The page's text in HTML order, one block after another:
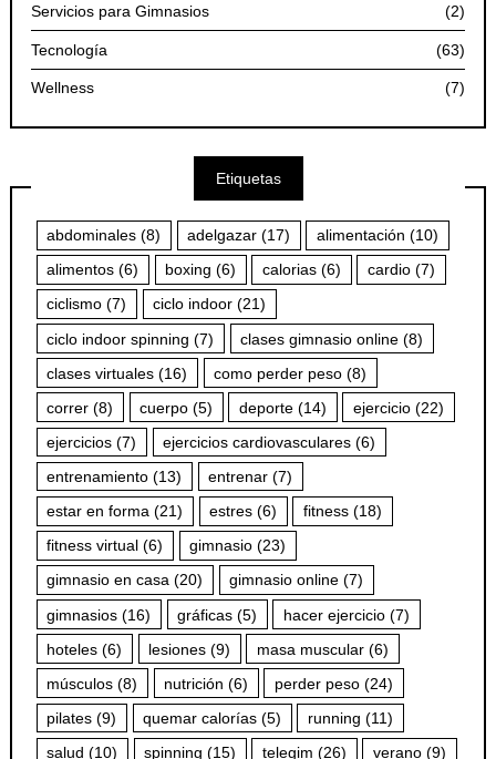
Servicios para Gimnasios (2)
Tecnología (63)
Wellness (7)
Etiquetas
abdominales (8) adelgazar (17) alimentación (10)
alimentos (6) boxing (6) calorias (6) cardio (7)
ciclismo (7) ciclo indoor (21)
ciclo indoor spinning (7) clases gimnasio online (8)
clases virtuales (16) como perder peso (8)
correr (8) cuerpo (5) deporte (14) ejercicio (22)
ejercicios (7) ejercicios cardiovasculares (6)
entrenamiento (13) entrenar (7)
estar en forma (21) estres (6) fitness (18)
fitness virtual (6) gimnasio (23)
gimnasio en casa (20) gimnasio online (7)
gimnasios (16) gráficas (5) hacer ejercicio (7)
hoteles (6) lesiones (9) masa muscular (6)
músculos (8) nutrición (6) perder peso (24)
pilates (9) quemar calorías (5) running (11)
salud (10) spinning (15) telegim (26) verano (9)